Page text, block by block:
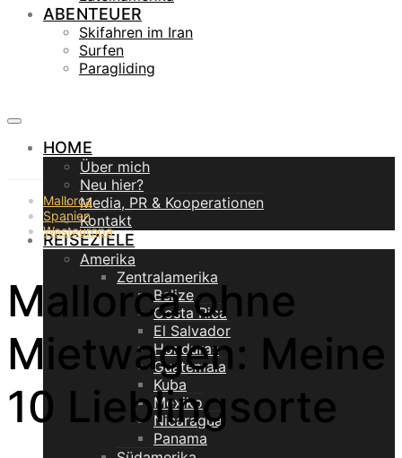
ABENTEUER
Skifahren im Iran
Surfen
Paragliding
HOME
Über mich
Neu hier?
Media, PR & Kooperationen
Kontakt
REISEZIELE
Amerika
Zentralamerika
Belize
Costa Rica
El Salvador
Honduras
Guatemala
Kuba
Mexiko
Nicaragua
Panama
Mallorca
Spanien
Westeuropa
Mallorca ohne
Mietwagen: Meine
10 Lieblingsorte